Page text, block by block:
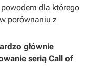
powodem dla którego
porównaniu z
głównie
serią Call of